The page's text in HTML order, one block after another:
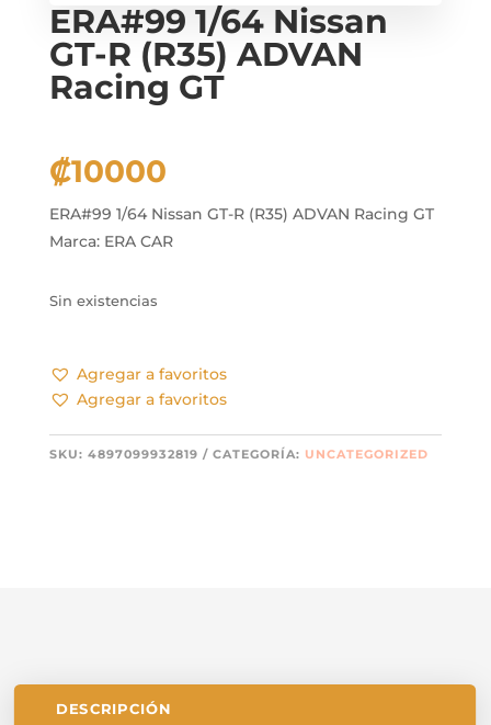
ERA#99 1/64 Nissan
GT-R (R35) ADVAN
Racing GT
₡10000
ERA#99 1/64 Nissan GT-R (R35) ADVAN Racing GT
Marca: ERA CAR
Sin existencias
Agregar a favoritos
Agregar a favoritos
SKU: 4897099932819 CATEGORÍA: UNCATEGORIZED
DESCRIPCIÓN